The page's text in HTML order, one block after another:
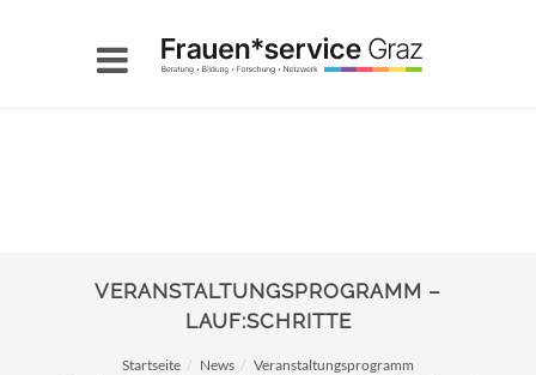
VERANSTALTUNGSPROGRAMM –
LAUF:SCHRITTE
Startseite News
Veranstaltungsprogramm